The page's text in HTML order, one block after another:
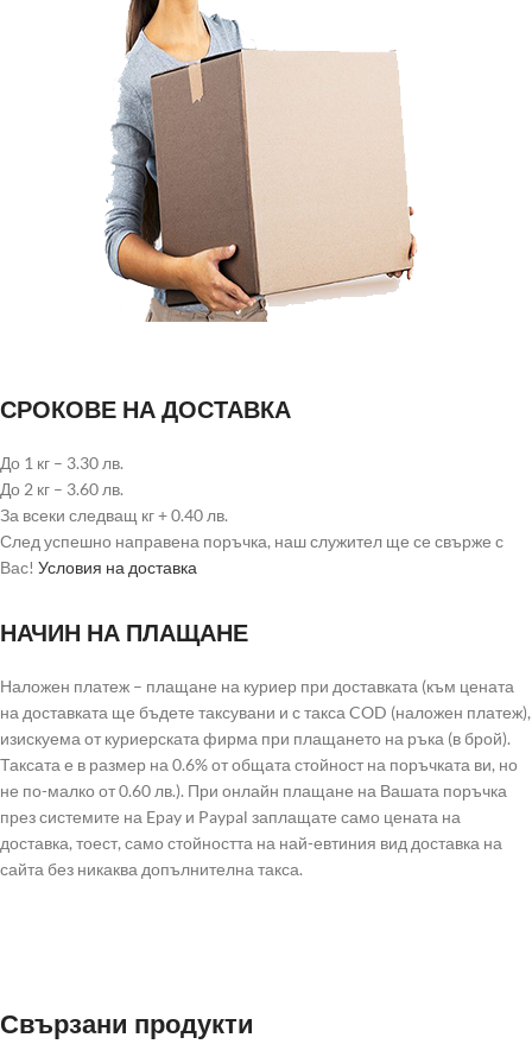
СРОКОВЕ НА ДОСТАВКА
До 1 кг – 3.30 лв.
До 2 кг – 3.60 лв.
За всеки следващ кг + 0.40 лв.
След успешно направена поръчка, наш служител ще се свърже с
Вас! Условия на доставка
НАЧИН НА ПЛАЩАНЕ
Наложен платеж – плащане на куриер при доставката (към цената
на доставката ще бъдете таксувани и с такса COD (наложен платеж),
изискуема от куриерската фирма при плащането на ръка (в брой).
Таксата е в размер на 0.6% от общата стойност на поръчката ви, но
не по-малко от 0.60 лв.). При онлайн плащане на Вашата поръчка
през системите на Epay и Paypal заплащате само цената на
доставка, тоест, само стойността на най-евтиния вид доставка на
сайта без никаква допълнителна такса.
Свързани продукти